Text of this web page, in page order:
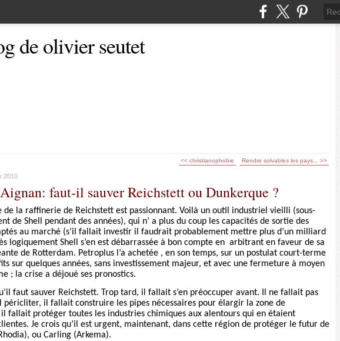
de olivier seutet
<< christianophobie Rendre solvables les pays... >>
2010
faut-il sauver Reichstett ou Dunkerque ?
de la raffinerie de Reichstett est passionnant. Voilà un outil industriel vieilli (sous-
de Shell pendant des années), qui n’ a plus du coup les capacités de sortie des
au marché (s’il fallait investir il faudrait probablement mettre plus d’un milliard
logiquement Shell s’en est débarrassée à bon compte en arbitrant en faveur de sa
de Rotterdam. Petroplus l’a achetée , en son temps, sur un postulat court-terme
sur quelques années, sans investissement majeur, et avec une fermeture à moyen
; la crise a déjoué ses pronostics.
faut sauver Reichstett. Trop tard, il fallait s’en préoccuper avant. Il ne fallait pas
péricliter, il fallait construire les pipes nécessaires pour élargir la zone de
il fallait protéger toutes les industries chimiques aux alentours qui en étaient
Je crois qu’il est urgent, maintenant, dans cette région de protéger le futur de
ou Carling (Arkema).